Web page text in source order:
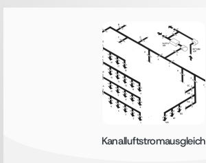
Kanalluftstromausgleich